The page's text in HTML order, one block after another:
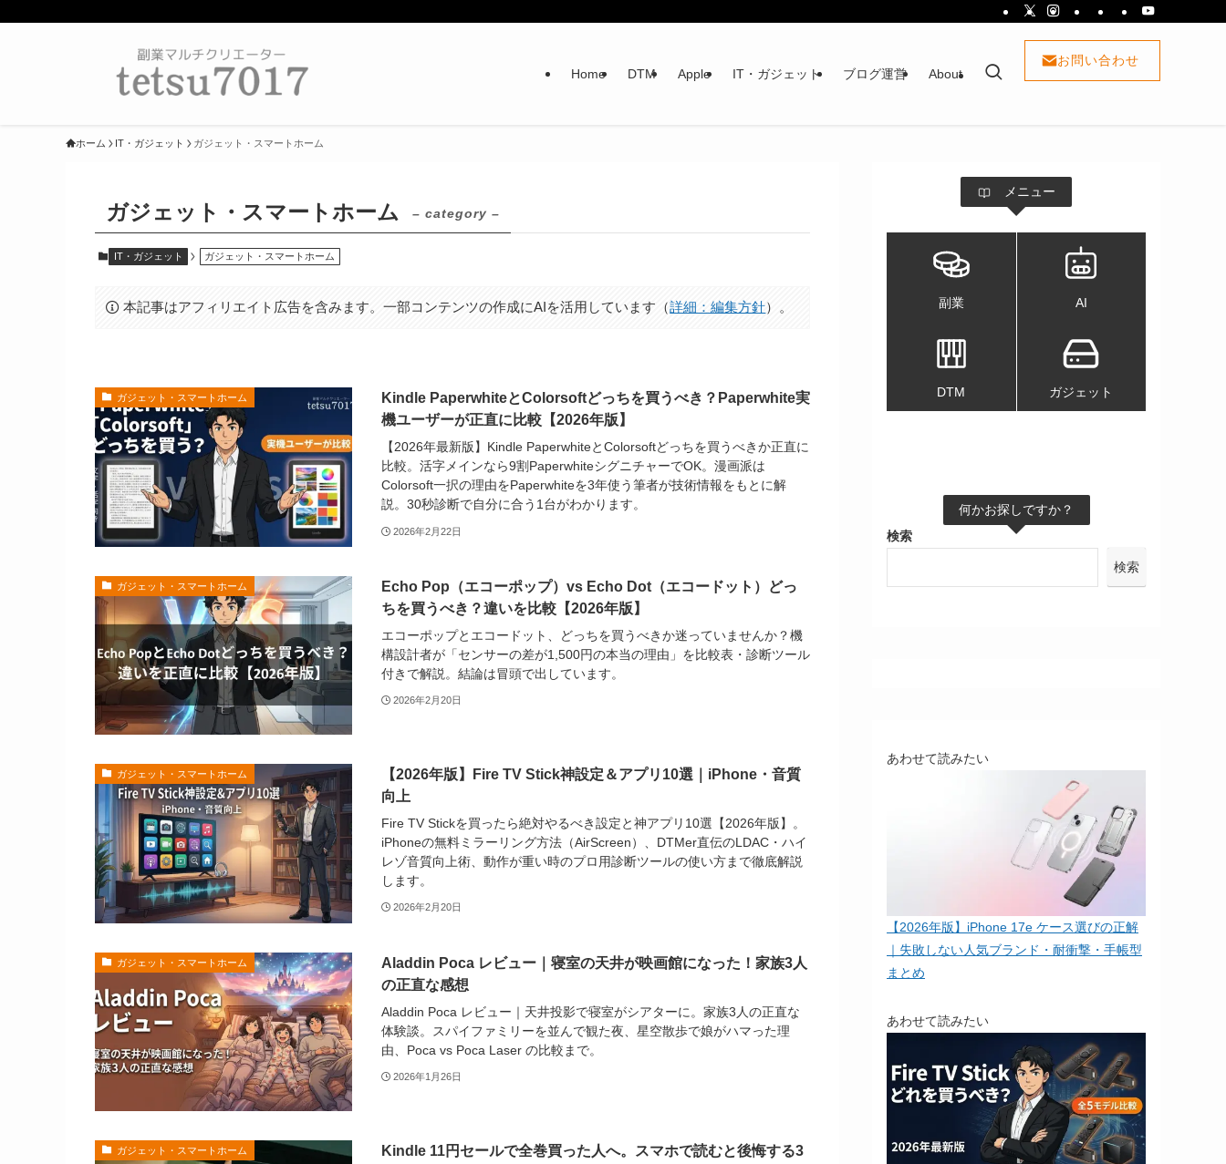
Home DTM Apple IT・ガジェット ブログ運営 About
お問い合わせ
ホーム IT・ガジェット ガジェット・スマートホーム
ガジェット・スマートホーム – category –
IT・ガジェット ガジェット・スマートホーム
本記事はアフィリエイト広告を含みます。一部コンテンツの作成にAIを活用しています（詳細：編集方針）。
ガジェット・スマートホーム
Kindle PaperwhiteとColorsoftどっちを買うべき？Paperwhite実
機ユーザーが正直に比較【2026年版】
【2026年最新版】Kindle PaperwhiteとColorsoftどっちを買うべきか正直に
比較。活字メインなら9割PaperwhiteシグニチャーでOK。漫画派は
Colorsoft一択の理由をPaperwhiteを3年使う筆者が技術情報をもとに解
説。30秒診断で自分に合う1台がわかります。
2026年2月22日
ガジェット・スマートホーム
Echo Pop（エコーポップ）vs Echo Dot（エコードット）どっ
ちを買うべき？違いを比較【2026年版】
エコーポップとエコードット、どっちを買うべきか迷っていませんか？機
構設計者が「センサーの差が1,500円の本当の理由」を比較表・診断ツール
付きで解説。結論は冒頭で出しています。
2026年2月20日
ガジェット・スマートホーム
【2026年版】Fire TV Stick神設定＆アプリ10選｜iPhone・音質
向上
Fire TV Stickを買ったら絶対やるべき設定と神アプリ10選【2026年版】。
iPhoneの無料ミラーリング方法（AirScreen）、DTMer直伝のLDAC・ハイ
レゾ音質向上術、動作が重い時のプロ用診断ツールの使い方まで徹底解説
します。
2026年2月20日
ガジェット・スマートホーム
Aladdin Poca レビュー｜寝室の天井が映画館になった！家族3人
の正直な感想
Aladdin Poca レビュー｜天井投影で寝室がシアターに。家族3人の正直な
体験談。スパイファミリーを並んで観た夜、星空散歩で娘がハマった理
由、Poca vs Poca Laser の比較まで。
2026年1月26日
ガジェット・スマートホーム
Kindle 11円セールで全巻買った人へ。スマホで読むと後悔する3
メニュー
副業 AI
DTM ガジェット
何かお探しですか？
検索
検索
あわせて読みたい
【2026年版】iPhone 17e ケース選びの正解
｜失敗しない人気ブランド・耐衝撃・手帳型
まとめ
あわせて読みたい